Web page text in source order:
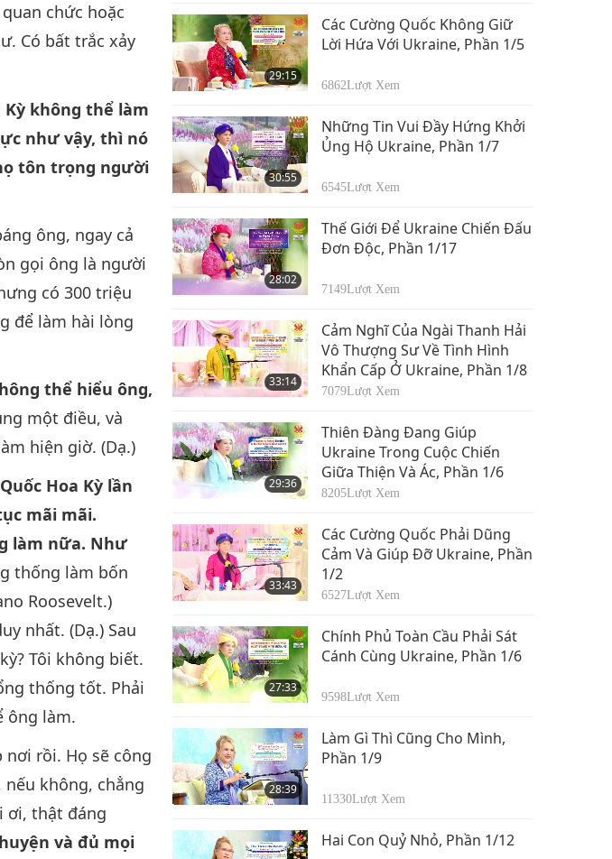
chức hoặc
Có bất trắc xảy
Kỳ không thể làm
như vậy, thì nó
tôn trọng người
ông, ngay cả
gọi ông là người
có 300 triệu
để làm hài lòng
thể hiểu ông,
một điều, và
hiện giờ. (Dạ.)
Hoa Kỳ lần
mãi mãi.
làm nữa. Như
thống làm bốn
Roosevelt.)
nhất. (Dạ.) Sau
Tôi không biết.
thống tốt. Phải
ông làm.
rồi. Họ sẽ công
không, chẳng
ơi, thật đáng
và đủ mọi
29:15
Các Cường Quốc Không Giữ
Lời Hứa Với Ukraine, Phần 1/5
6862Lượt Xem
30:55
Những Tin Vui Đầy Hứng Khởi
Ủng Hộ Ukraine, Phần 1/7
6545Lượt Xem
28:02
Thế Giới Để Ukraine Chiến Đấu
Đơn Độc, Phần 1/17
7149Lượt Xem
33:14
Cảm Nghĩ Của Ngài Thanh Hải
Vô Thượng Sư Về Tình Hình
Khẩn Cấp Ở Ukraine, Phần 1/8
7079Lượt Xem
29:36
Thiên Đàng Đang Giúp
Ukraine Trong Cuộc Chiến
Giữa Thiện Và Ác, Phần 1/6
8205Lượt Xem
33:43
Các Cường Quốc Phải Dũng
Cảm Và Giúp Đỡ Ukraine, Phần
1/2
6527Lượt Xem
27:33
Chính Phủ Toàn Cầu Phải Sát
Cánh Cùng Ukraine, Phần 1/6
9598Lượt Xem
28:39
Làm Gì Thì Cũng Cho Mình,
Phần 1/9
11330Lượt Xem
Hai Con Quỷ Nhỏ, Phần 1/12